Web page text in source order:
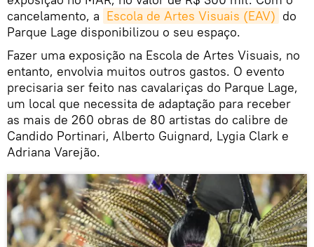
cancelamento, a Escola de Artes Visuais (EAV) do
Parque Lage disponibilizou o seu espaço.
Fazer uma exposição na Escola de Artes Visuais, no
entanto, envolvia muitos outros gastos. O evento
precisaria ser feito nas cavalariças do Parque Lage,
um local que necessita de adaptação para receber
as mais de 260 obras de 80 artistas do calibre de
Candido Portinari, Alberto Guignard, Lygia Clark e
Adriana Varejão.